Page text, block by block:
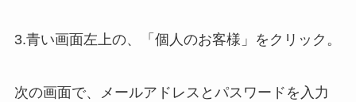
3.青い画面左上の、「個人のお客様」をクリック。
次の画面で、メールアドレスとパスワードを入力